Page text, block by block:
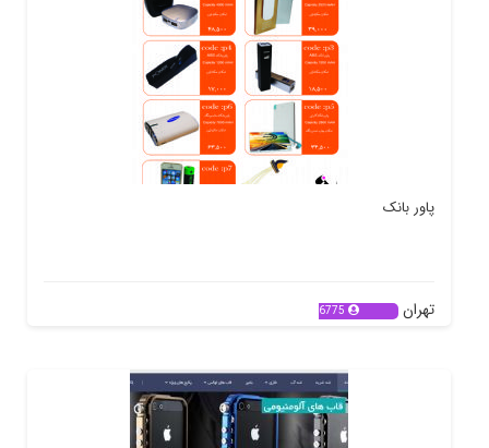
پاور بانک
تهران 6775